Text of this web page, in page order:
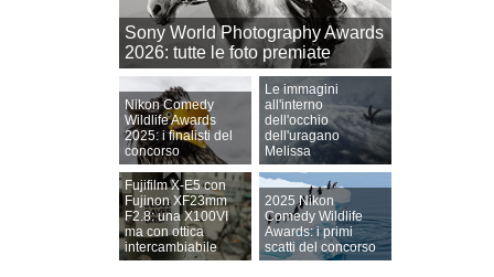
Sony World Photography Awards
2026: tutte le foto premiate
Nikon Comedy
Wildlife Awards
2025: i finalisti del
concorso
Le immagini
all'interno
dell'occhio
dell'uragano
Melissa
Fujifilm X-E5 con
Fujinon XF23mm
F2.8: una X100VI
ma con ottica
intercambiabile
2025 Nikon
Comedy Wildlife
Awards: i primi
scatti del concorso